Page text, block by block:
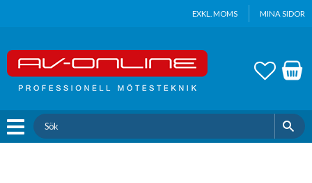
EXKL. MOMS MINA SIDOR